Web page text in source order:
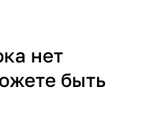
нет
быть